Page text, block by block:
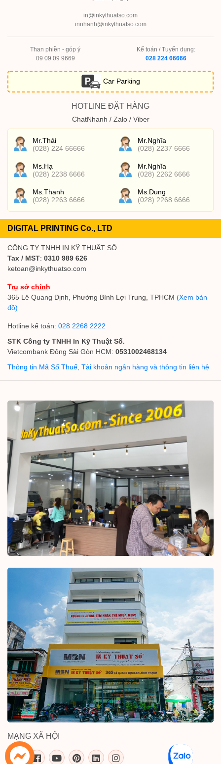
in@inkythuatso.com
innhanh@inkythuatso.com
Than phiền - góp ý
09 09 09 9669
Kế toán / Tuyển dụng:
028 224 66666
Car Parking
HOTLINE ĐẶT HÀNG
ChatNhanh / Zalo / Viber
Mr.Thái
(028) 224 66666
Mr.Nghĩa
(028) 2237 6666
Ms.Hạ
(028) 2238 6666
Mr.Nghĩa
(028) 2262 6666
Ms.Thanh
(028) 2263 6666
Ms.Dung
(028) 2268 6666
DIGITAL PRINTING Co., LTD
CÔNG TY TNHH IN KỸ THUẬT SỐ
Tax / MST: 0310 989 626
ketoan@inkythuatso.com
Trụ sở chính
365 Lê Quang Định, Phường Bình Lợi Trung, TPHCM (Xem bản
đồ)
Hotline kế toán: 028 2268 2222
STK Công ty TNHH In Kỹ Thuật Số.
Vietcombank Đông Sài Gòn HCM: 0531002468134
Thông tin Mã Số Thuế, Tài khoản ngân hàng và thông tin liên hệ
MẠNG XÃ HỘI
inkythuatso.com trên các mạng xã